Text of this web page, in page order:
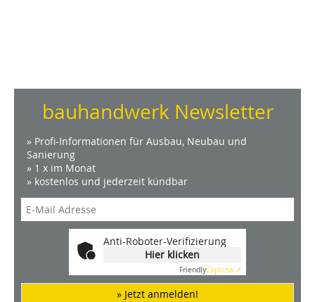
bauhandwerk Newsletter
» Profi-Informationen für Ausbau, Neubau und
Sanierung
» 1 x im Monat
» kostenlos und jederzeit kündbar
Anti-Roboter-Verifizierung
Hier klicken
FriendlyCaptcha ⇗
» Jetzt anmelden!